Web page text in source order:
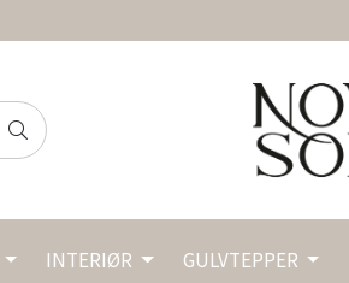
INTERIØR GULVTEPPER